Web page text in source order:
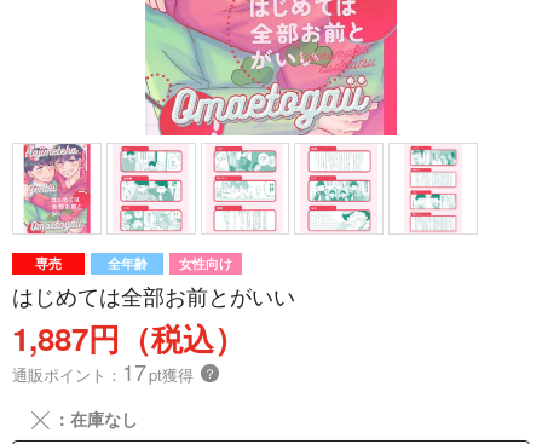
専売 全年齢 女性向け
はじめては全部お前とがいい
1,887円（税込）
通販ポイント： 17pt獲得 ？
╳ ：在庫なし